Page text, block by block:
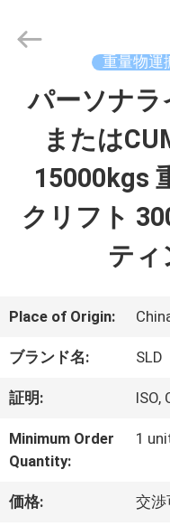
ト
私
達
に
つ
Copyright
Xiamen
Development
Reserved.
重量物運
パーソナラ
または
15000kgs
クリフト
ティ
Place of Origin:
ブランド名: SLD
証明: ISO,
Minimum Order
Quantity:
1
価格: 交渉